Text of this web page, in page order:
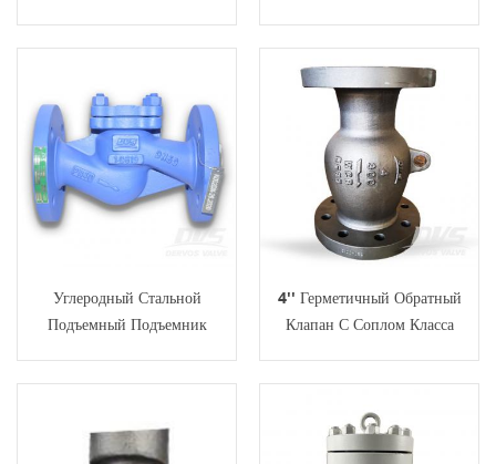
Углеродный Стальной
Подъемный Подъемник
4'' Герметичный Обратный
Клапан С Соплом Класса